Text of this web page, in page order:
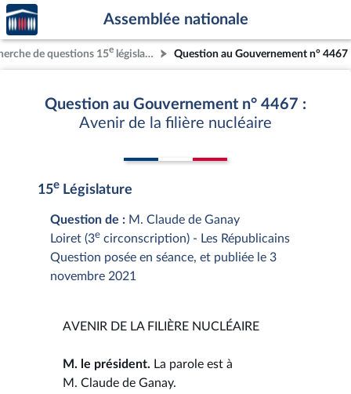
Aller au contenu
Aller en bas de la page
Accèder
à la
page
d'accueil
Assemblée nationale
de questions 15e législature Question au Gouvernement n° 4467
Question au Gouvernement n° 4467 :
Avenir de la filière nucléaire
15e Législature
Question de : M. Claude de Ganay
Loiret (3e circonscription) - Les Républicains
Question posée en séance, et publiée le 3
novembre 2021
AVENIR DE LA FILIÈRE NUCLÉAIRE
M. le président. La parole est à
M. Claude de Ganay.